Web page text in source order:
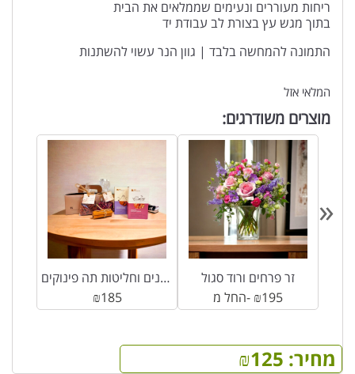
ריחות מעוררים ונעימים שממלאים את הבית
בתוך מגש עץ בצורת לב עבודת יד
התמונה להמחשה בלבד | גוון הנר עשוי להשתנות
מחיר: ₪125
המלאי אזל
מוצרים משודרגים:
מארז פרלינים וחליטות תה פינוקים
₪185
זר פרחים ורוד סגול
החל מ- ₪195
«